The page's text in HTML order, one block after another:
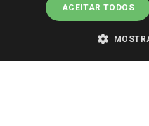
ACEITAR TODOS